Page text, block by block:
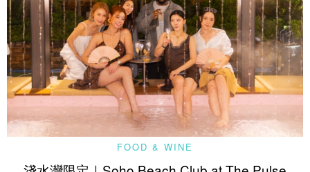
FOOD & WINE